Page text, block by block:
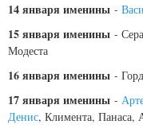
14 января именины -
15 января именины -
Модеста
16 января именины -
17 января именины -
Денис, Климента,